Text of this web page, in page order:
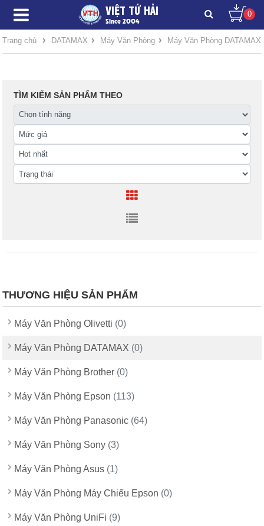
VIỆT TỨ HẢI
Since 2004
0
Trang chủ › DATAMAX › Máy Văn Phòng › Máy Văn Phòng DATAMAX
THƯƠNG HIỆU SẢN PHẨM
Máy Văn Phòng Olivetti (0)
Máy Văn Phòng DATAMAX (0)
Máy Văn Phòng Brother (0)
Máy Văn Phòng Epson (113)
Máy Văn Phòng Panasonic (64)
Máy Văn Phòng Sony (3)
Máy Văn Phòng Asus (1)
Máy Văn Phòng Máy Chiếu Epson (0)
Máy Văn Phòng UniFi (9)
TÌM KIẾM SẢN PHẨM THEO